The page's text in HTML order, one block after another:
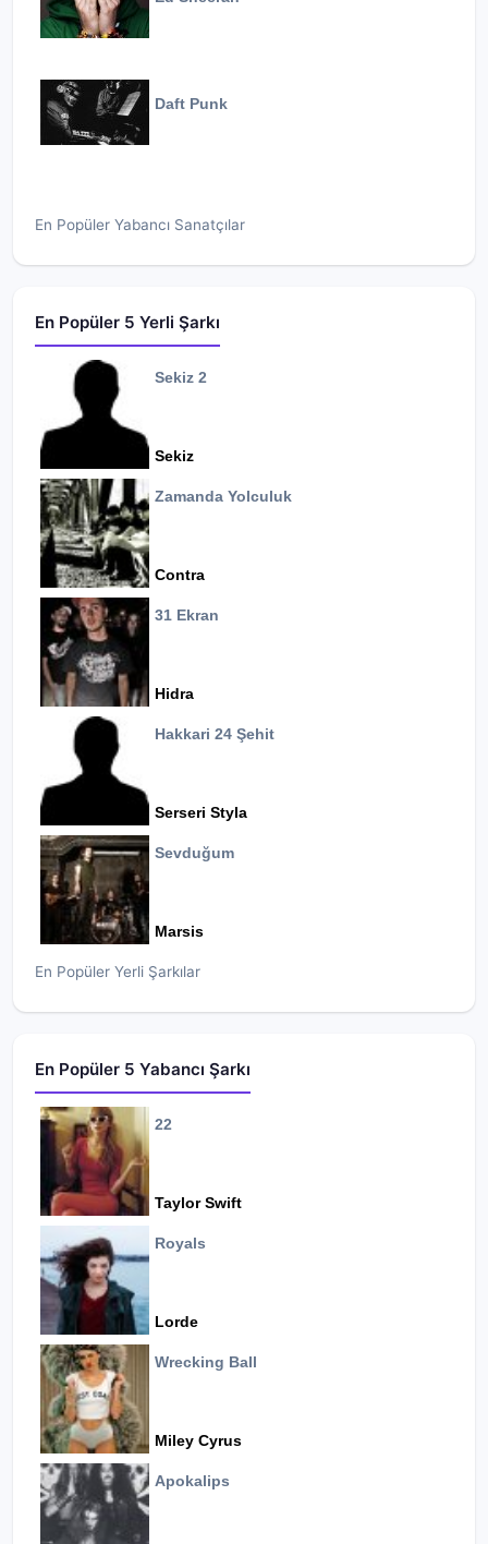
Daft Punk
En Popüler Yabancı Sanatçılar
En Popüler 5 Yerli Şarkı
Sekiz 2
Sekiz
Zamanda Yolculuk
Contra
31 Ekran
Hidra
Hakkari 24 Şehit
Serseri Styla
Sevduğum
Marsis
En Popüler Yerli Şarkılar
En Popüler 5 Yabancı Şarkı
22
Taylor Swift
Royals
Lorde
Wrecking Ball
Miley Cyrus
Apokalips